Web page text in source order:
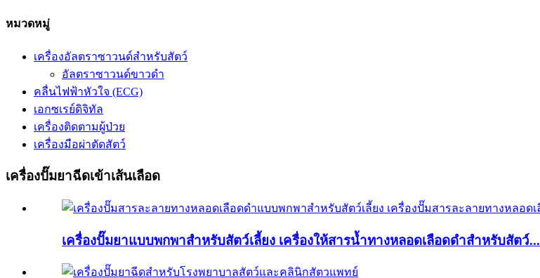
หมวดหมู่
เครื่องอัลตราซาวนด์สำหรับสัตว์
อัลตราซาวนด์ขาวดำ
คลื่นไฟฟ้าหัวใจ (ECG)
เอกซเรย์ดิจิทัล
เครื่องติดตามผู้ป่วย
เครื่องมือผ่าตัดสัตว์
เครื่องปั๊มยาฉีดเข้าเส้นเลือด
เครื่องปั๊มยาแบบพกพาสำหรับสัตว์เลี้ยง เครื่องให้สารน้ำทางหลอดเลือดดำสำหรับสัตว์...